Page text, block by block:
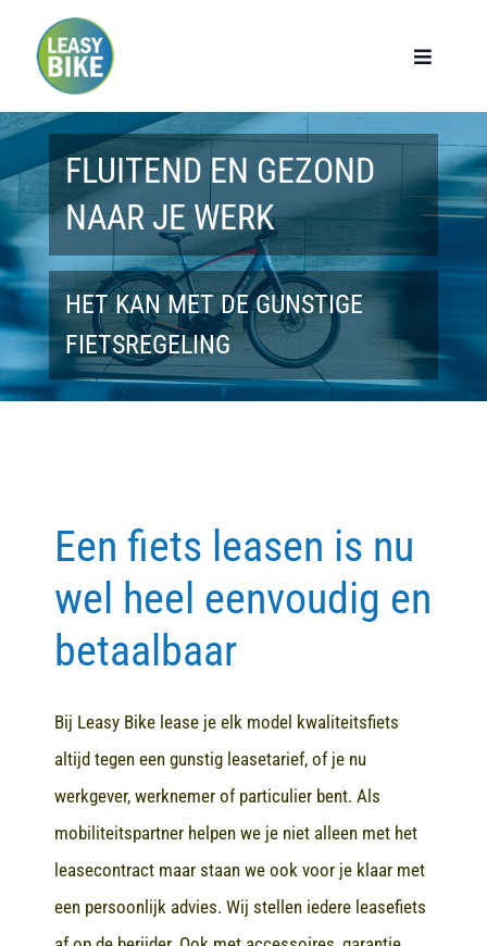
Toggle
Home
Werknemers
Werkgevers
Privé lease
Modellen
Contact
FLUITEND EN GEZOND
NAAR JE WERK
HET KAN MET DE GUNSTIGE
FIETSREGELING
Een fiets leasen is nu
wel heel eenvoudig en
betaalbaar
Bij Leasy Bike lease je elk model kwaliteitsfiets
altijd tegen een gunstig leasetarief, of je nu
werkgever, werknemer of particulier bent. Als
mobiliteitspartner helpen we je niet alleen met het
leasecontract maar staan we ook voor je klaar met
een persoonlijk advies. Wij stellen iedere leasefiets